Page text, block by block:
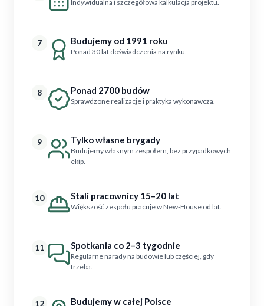
Indywidualna i szczegółowa kalkulacja projektu.
7 Budujemy od 1991 roku
Ponad 30 lat doświadczenia na rynku.
8 Ponad 2700 budów
Sprawdzone realizacje i praktyka wykonawcza.
9 Tylko własne brygady
Budujemy własnym zespołem, bez przypadkowych
ekip.
10 Stali pracownicy 15–20 lat
Większość zespołu pracuje w New-House od lat.
11 Spotkania co 2–3 tygodnie
Regularne narady na budowie lub częściej, gdy
trzeba.
12 Budujemy w całej Polsce